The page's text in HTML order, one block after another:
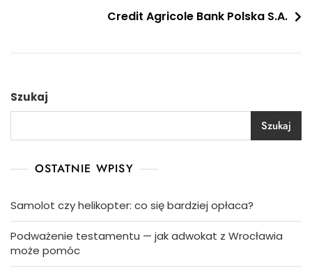
Credit Agricole Bank Polska S.A.
Szukaj
Szukaj
OSTATNIE WPISY
Samolot czy helikopter: co się bardziej opłaca?
Podważenie testamentu — jak adwokat z Wrocławia
może pomóc